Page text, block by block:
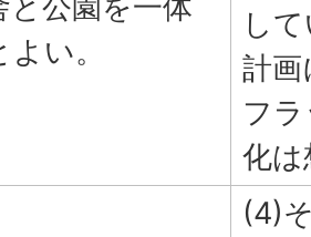
い。
し
計画
フ
化
(4)